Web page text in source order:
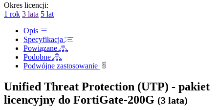
Okres licencji:
1 rok 3 lata 5 lat
Opis
Specyfikacja
Powiązane
Podobne
Podwójne zastosowanie
Unified Threat Protection (UTP) - pakiet
licencyjny do FortiGate-200G (3 lata)